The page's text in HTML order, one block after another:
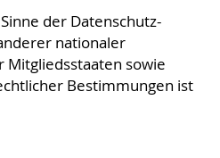
der Datenschutz-
nationaler
Mitgliedsstaaten sowie
Bestimmungen ist